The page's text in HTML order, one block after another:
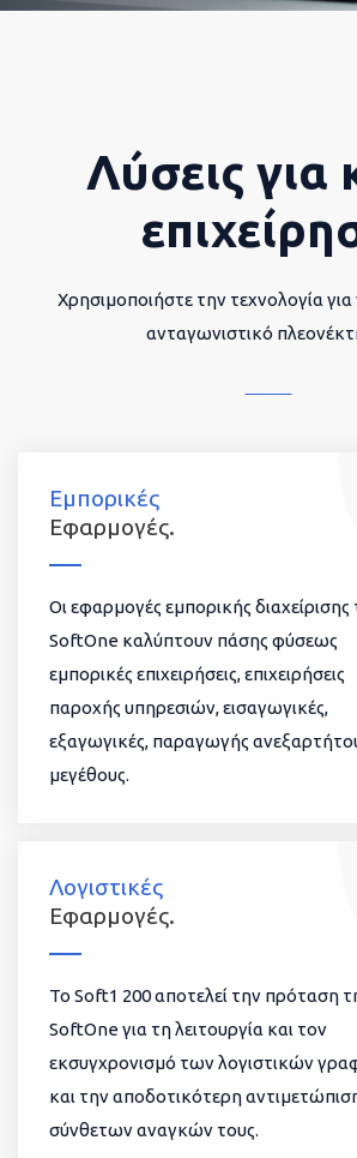
Λύσεις για
Χρησιμοποιήστε την τεχνολογία
ανταγωνιστικό
Εμπορικές
Εφαρμογές.
Οι εφαρμογές εμπορικής διαχείρισης
SoftOne καλύπτουν πάσης φύσεως
εμπορικές επιχειρήσεις, επιχειρήσεις
παροχής υπηρεσιών, εισαγωγικές,
εξαγωγικές, παραγωγής
μεγέθους.
Λογιστικές
Εφαρμογές.
To Soft1 200 αποτελεί την πρόταση
SoftOne για τη λειτουργία και τον
εκσυγχρονισμό των λογιστικών
και την αποδοτικότερη
σύνθετων αναγκών τους.